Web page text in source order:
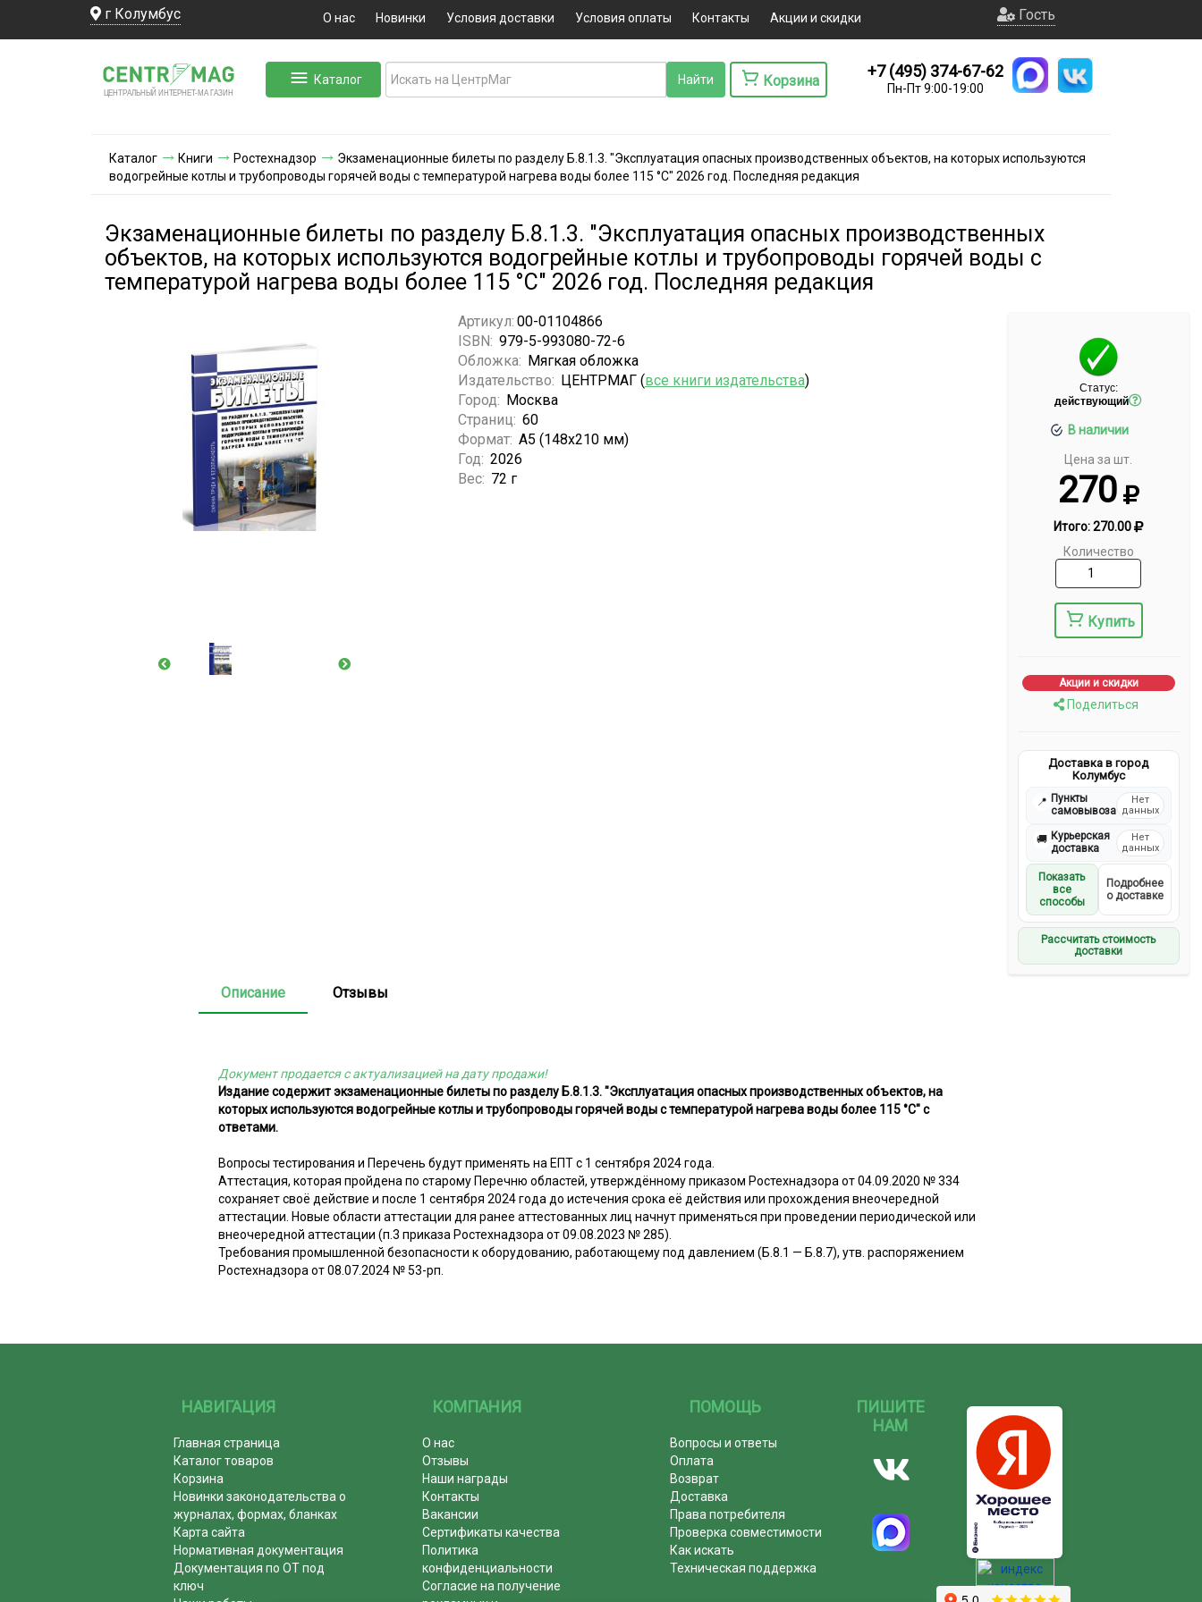
г Колумбус О нас Новинки Условия доставки Условия оплаты Контакты Акции и скидки Гость
ЦЕНТРАЛЬНЫЙ ИНТЕРНЕТ-МА ГАЗИН
Каталог Корзина
+7 (495) 374-67-62
Пн-Пт 9:00-19:00
Каталог Книги Ростехнадзор
Экзаменационные билеты по разделу Б.8.1.3. "Эксплуатация опасных производственных объектов, на которых используются
водогрейные котлы и трубопроводы горячей воды с температурой нагрева воды более 115 °С" 2026 год. Последняя редакция
Экзаменационные билеты по разделу Б.8.1.3. "Эксплуатация опасных производственных
объектов, на которых используются водогрейные котлы и трубопроводы горячей воды с
температурой нагрева воды более 115 °С" 2026 год. Последняя редакция
Статус:
действующий
В наличии
Цена за шт.
270
Итого:270.00
Количество
Купить
Акции и скидки
Поделиться
Доставка в город
Колумбус
📍 Пункты
самовывоза
Нет
данных
🚚 Курьерская
доставка
Нет
данных
Показать
все
способы
Подробнее
о доставке
Рассчитать стоимость
доставки
Артикул: 00-01104866
ISBN: 979-5-993080-72-6
Обложка: Мягкая обложка
Издательство: ЦЕНТРМАГ (все книги издательства)
Город: Москва
Страниц: 60
Формат: А5 (148x210 мм)
Год: 2026
Вес: 72 г
Описание Отзывы
Документ продается с актуализацией на дату продажи!
Издание содержит экзаменационные билеты по разделу Б.8.1.3. "Эксплуатация опасных производственных объектов, на
которых используются водогрейные котлы и трубопроводы горячей воды с температурой нагрева воды более 115 °С" с
ответами.
Вопросы тестирования и Перечень будут применять на ЕПТ с 1 сентября 2024 года.
Аттестация, которая пройдена по старому Перечню областей, утверждённому приказом Ростехнадзора от 04.09.2020 № 334
сохраняет своё действие и после 1 сентября 2024 года до истечения срока её действия или прохождения внеочередной
аттестации. Новые области аттестации для ранее аттестованных лиц начнут применяться при проведении периодической или
внеочередной аттестации (п.3 приказа Ростехнадзора от 09.08.2023 № 285).
Требования промышленной безопасности к оборудованию, работающему под давлением (Б.8.1 — Б.8.7), утв. распоряжением
Ростехнадзора от 08.07.2024 № 53-рп.
НАВИГАЦИЯ
Главная страница
Каталог товаров
Корзина
Новинки законодательства о
журналах, формах, бланках
Карта сайта
Нормативная документация
Документация по ОТ под
ключ
КОМПАНИЯ
О нас
Отзывы
Наши награды
Контакты
Вакансии
Сертификаты качества
Политика
конфиденциальности
Согласие на получение
ПОМОЩЬ
Вопросы и ответы
Оплата
Возврат
Доставка
Права потребителя
Проверка совместимости
Как искать
Техническая поддержка
ПИШИТЕ
НАМ